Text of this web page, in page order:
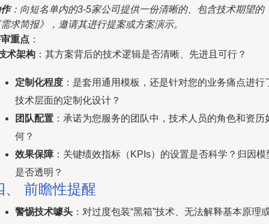
：向短名单内的3-5家公司提供一份清晰的、包含技术期望的
求简报》，邀请其进行提案或方案演示。
重点 ：
术架构 ：其方案背后的技术逻辑是否清晰、先进且可行？
定制化程度 ：是套用通用模板，还是针对您的业务痛点进行
技术层面的定制化设计？
团队配置 ：承诺为您服务的团队中，技术人员的角色和资历
何？
效果保障 ：关键绩效指标（KPIs）的设置是否科学？归因模
是否透明？
、 前瞻性提醒
警惕技术噱头 ：对过度包装“黑箱”技术、无法解释基本原理